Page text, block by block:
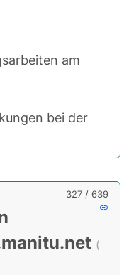
am
bei der
327 / 639
(